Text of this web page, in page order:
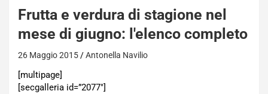
Frutta e verdura di stagione nel
mese di giugno: l'elenco completo
26 Maggio 2015 Antonella Navilio
[multipage]
[secgalleria id=”2077″]